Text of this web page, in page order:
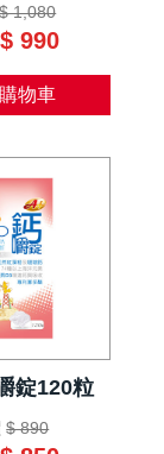
$ 1,080
$ 990
物車
錠120粒
$ 890